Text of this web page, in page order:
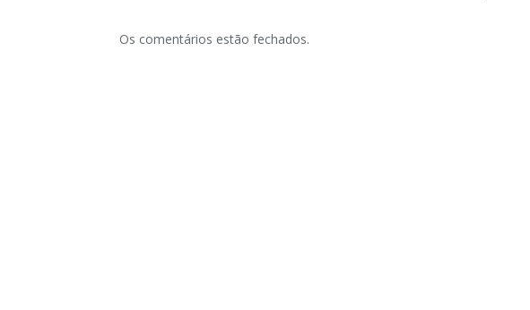
Os comentários estão fechados.